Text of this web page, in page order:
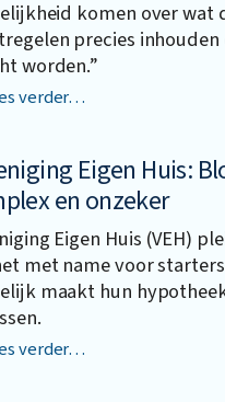
komen over wat
precies
worden.”
verder…
Eigen Huis:
en onzeker
Eigen Huis (VEH)
met name voor
maakt hun
verder…